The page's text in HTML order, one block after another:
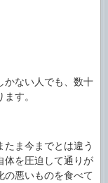
かない人でも、数十
す。
たま今までとは違う
体を圧迫して通りが
の悪いものを食べて